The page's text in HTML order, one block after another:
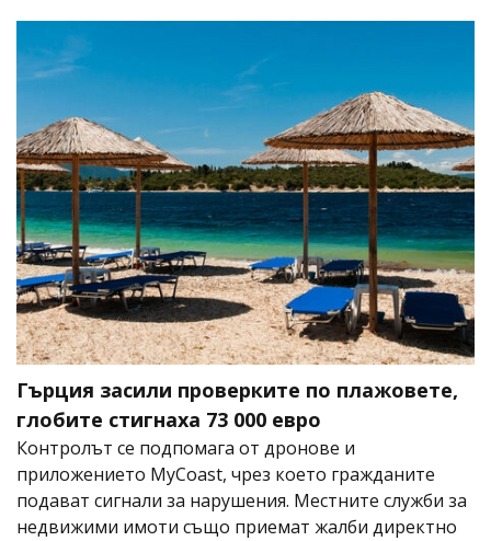
Гърция засили проверките по плажовете,
глобите стигнаха 73 000 евро
Контролът се подпомага от дронове и
приложението MyCoast, чрез което гражданите
подават сигнали за нарушения. Местните служби за
недвижими имоти също приемат жалби директно